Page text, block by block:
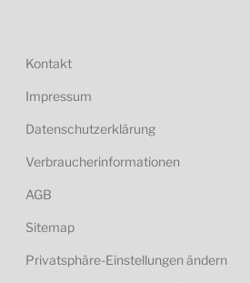
Kontakt
Impressum
Datenschutzerklärung
Verbraucherinformationen
AGB
Sitemap
Privatsphäre-Einstellungen ändern